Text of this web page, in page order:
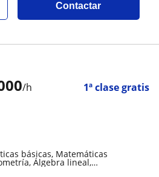
Contactar
/h 1ª clase gratis
básicas, Matemáticas
Álgebra lineal,
numérico, Teoría de números